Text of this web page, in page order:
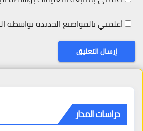
أعلمني بالمواضيع الجديدة بواسطة
دراسات المدار